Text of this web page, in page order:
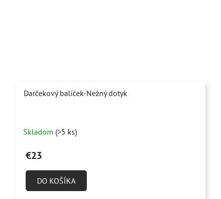
Darčekový balíček-Nežný dotyk
hodnotenie
produktu
z
Skladom (>5 ks)
€23
DO KOŠÍKA